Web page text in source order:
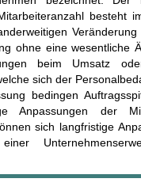
besteht
ohne eine wesentliche
beim Umsatz
sich der
bedingen
Anpassungen der
sich langfristige